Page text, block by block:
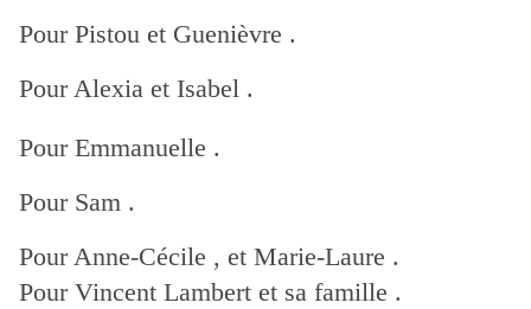
Pour Pistou et Guenièvre .
Pour Alexia et Isabel .
Pour Emmanuelle .
Pour Sam .
Pour Anne-Cécile , et Marie-Laure .
Pour Vincent Lambert et sa famille .